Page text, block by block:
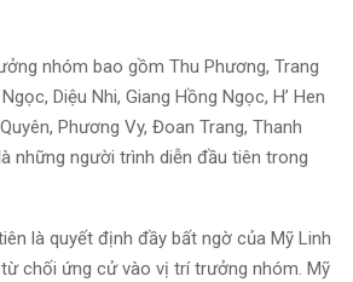
nhóm bao gồm Thu Phương, Trang
Diệu Nhi, Giang Hồng Ngọc, H’ Hen
Phương Vy, Đoan Trang, Thanh
những người trình diễn đầu tiên trong
là quyết định đầy bất ngờ của Mỹ Linh
chối ứng cử vào vị trí trưởng nhóm. Mỹ